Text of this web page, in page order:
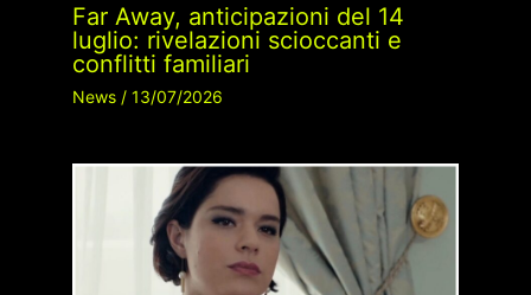
Far Away, anticipazioni del 14
luglio: rivelazioni scioccanti e
conflitti familiari
News/ 13/07/2026